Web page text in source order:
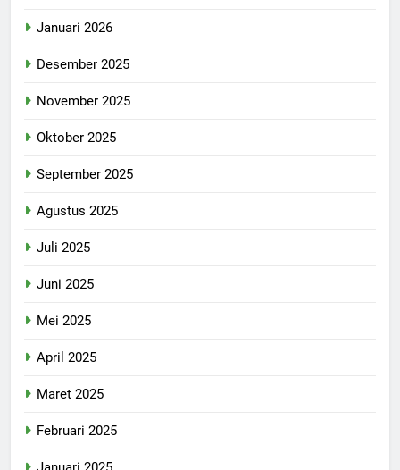
Januari 2026
Desember 2025
November 2025
Oktober 2025
September 2025
Agustus 2025
Juli 2025
Juni 2025
Mei 2025
April 2025
Maret 2025
Februari 2025